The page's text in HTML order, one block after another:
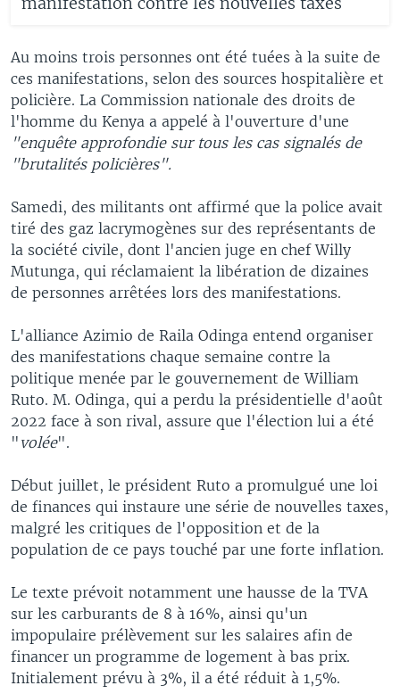
Au moins trois personnes ont été tuées à la suite de
ces manifestations, selon des sources hospitalière et
policière. La Commission nationale des droits de
l'homme du Kenya a appelé à l'ouverture d'une
"enquête approfondie sur tous les cas signalés de
"brutalités policières".
Samedi, des militants ont affirmé que la police avait
tiré des gaz lacrymogènes sur des représentants de
la société civile, dont l'ancien juge en chef Willy
Mutunga, qui réclamaient la libération de dizaines
de personnes arrêtées lors des manifestations.
L'alliance Azimio de Raila Odinga entend organiser
des manifestations chaque semaine contre la
politique menée par le gouvernement de William
Ruto. M. Odinga, qui a perdu la présidentielle d'août
2022 face à son rival, assure que l'élection lui a été
" volée".
Début juillet, le président Ruto a promulgué une loi
de finances qui instaure une série de nouvelles taxes,
malgré les critiques de l'opposition et de la
population de ce pays touché par une forte inflation.
Le texte prévoit notamment une hausse de la TVA
sur les carburants de 8 à 16%, ainsi qu'un
impopulaire prélèvement sur les salaires afin de
financer un programme de logement à bas prix.
Initialement prévu à 3%, il a été réduit à 1,5%.